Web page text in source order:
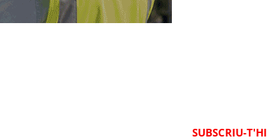
SUBSCRIU-T'HI